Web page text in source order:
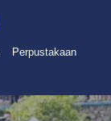
Perpustakaan